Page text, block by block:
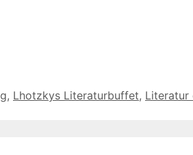
, Lhotzkys Literaturbuffet, Literatur